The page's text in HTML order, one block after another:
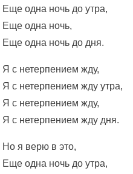
Еще одна ночь до утра,
Еще одна ночь,
Еще одна ночь до дня.
Я с нетерпением жду,
Я с нетерпением жду утра,
Я с нетерпением жду,
Я с нетерпением жду дня.
Но я верю в это,
Еще одна ночь до утра,